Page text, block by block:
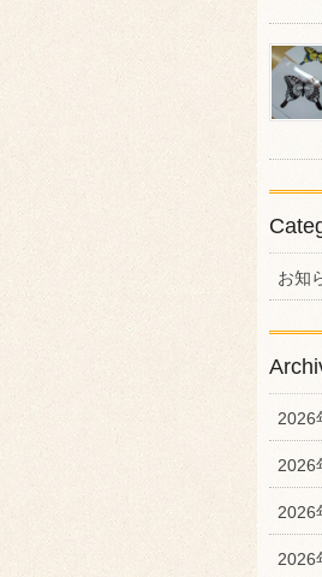
お知
2026
2026
2026
2026